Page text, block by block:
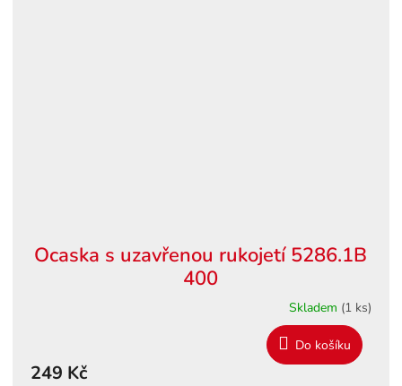
Ocaska s uzavřenou rukojetí 5286.1B
400
Skladem (1 ks)
249 Kč
Do košíku